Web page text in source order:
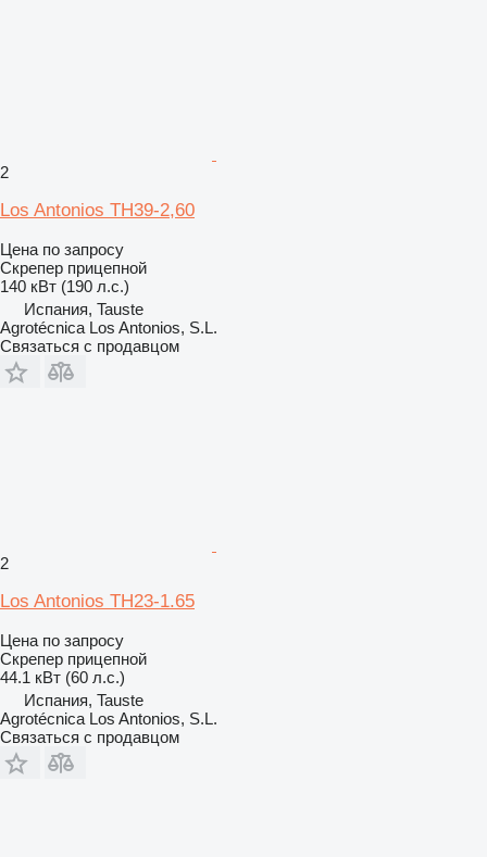
2
Los Antonios TH39-2,60
Цена по запросу
Скрепер прицепной
140 кВт (190 л.с.)
Испания, Tauste
Agrotécnica Los Antonios, S.L.
Связаться с продавцом
2
Los Antonios TH23-1.65
Цена по запросу
Скрепер прицепной
44.1 кВт (60 л.с.)
Испания, Tauste
Agrotécnica Los Antonios, S.L.
Связаться с продавцом